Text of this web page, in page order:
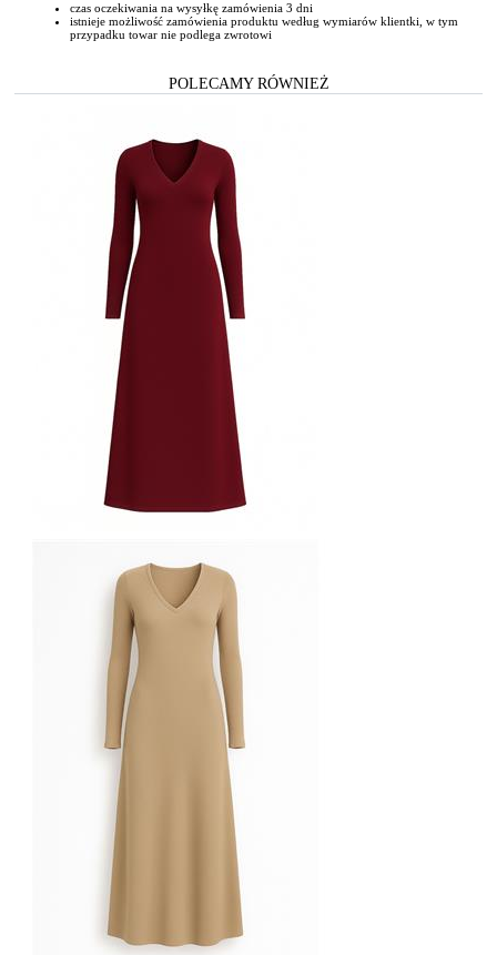
czas oczekiwania na wysyłkę zamówienia 3 dni
istnieje możliwość zamówienia produktu według wymiarów klientki, w tym
przypadku towar nie podlega zwrotowi
POLECAMY RÓWNIEŻ